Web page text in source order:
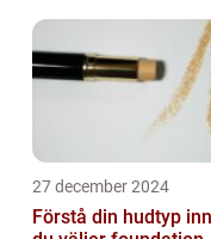
27 december 2024
Förstå din hudtyp